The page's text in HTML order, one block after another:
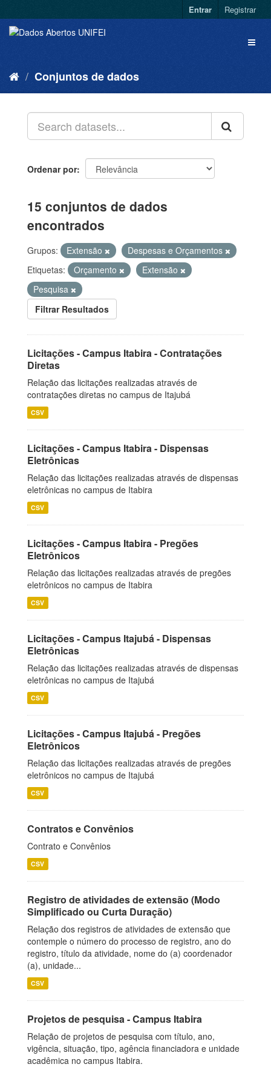
Entrar Registrar
Conjuntos de dados
Ordenar por
15 conjuntos de dados
encontrados
Grupos: Extensão
Despesas e Orçamentos
Etiquetas:
Orçamento
Extensão
Pesquisa
Filtrar Resultados
Licitações - Campus Itabira - Contratações
Diretas
Relação das licitações realizadas através de
contratações diretas no campus de Itajubá
CSV
Licitações - Campus Itabira - Dispensas
Eletrônicas
Relação das licitações realizadas através de dispensas
eletrônicas no campus de Itabira
CSV
Licitações - Campus Itabira - Pregões
Eletrônicos
Relação das licitações realizadas através de pregões
eletrônicos no campus de Itabira
CSV
Licitações - Campus Itajubá - Dispensas
Eletrônicas
Relação das licitações realizadas através de dispensas
eletrônicas no campus de Itajubá
CSV
Licitações - Campus Itajubá - Pregões
Eletrônicos
Relação das licitações realizadas através de pregões
eletrônicos no campus de Itajubá
CSV
Contratos e Convênios
Contrato e Convênios
CSV
Registro de atividades de extensão (Modo
Simplificado ou Curta Duração)
Relação dos registros de atividades de extensão que
contemple o número do processo de registro, ano do
registro, título da atividade, nome do (a) coordenador
(a), unidade...
CSV
Projetos de pesquisa - Campus Itabira
Relação de projetos de pesquisa com título, ano,
vigência, situação, tipo, agência financiadora e unidade
acadêmica no campus Itabira.